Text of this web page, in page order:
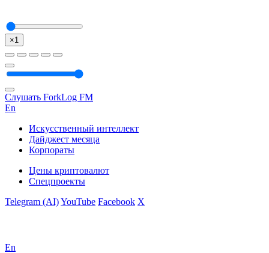
×1
Слушать ForkLog FM
En
Искусственный интеллект
Дайджест месяца
Корпораты
Цены криптовалют
Спецпроекты
Telegram (AI)YouTube Facebook X
En